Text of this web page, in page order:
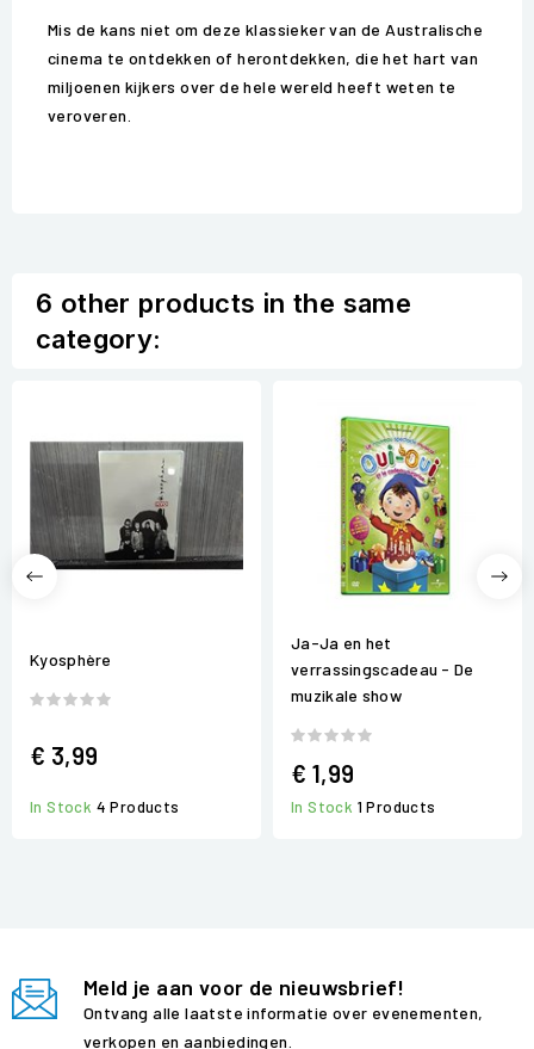
Mis de kans niet om deze klassieker van de Australische
cinema te ontdekken of herontdekken, die het hart van
miljoenen kijkers over de hele wereld heeft weten te
veroveren.
6 other products in the same
category:
Kyosphère
€ 3,99
In Stock 4 Products
Ja-Ja en het
verrassingscadeau - De
muzikale show
€ 1,99
In Stock 1 Products
Meld je aan voor de nieuwsbrief!
Ontvang alle laatste informatie over evenementen,
verkopen en aanbiedingen.